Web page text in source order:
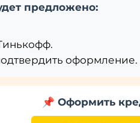
предложено:
оформление.
📌 Оформить